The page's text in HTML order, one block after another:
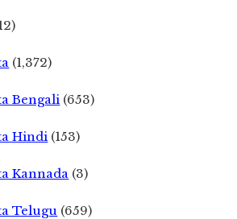
(1,372)
Bengali (653)
Hindi (153)
Kannada (3)
Telugu (659)